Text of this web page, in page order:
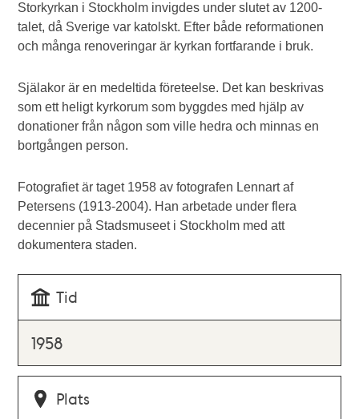
Storkyrkan i Stockholm invigdes under slutet av 1200-
talet, då Sverige var katolskt. Efter både reformationen
och många renoveringar är kyrkan fortfarande i bruk.
Själakor är en medeltida företeelse. Det kan beskrivas
som ett heligt kyrkorum som byggdes med hjälp av
donationer från någon som ville hedra och minnas en
bortgången person.
Fotografiet är taget 1958 av fotografen Lennart af
Petersens (1913-2004). Han arbetade under flera
decennier på Stadsmuseet i Stockholm med att
dokumentera staden.
Tid
1958
Plats